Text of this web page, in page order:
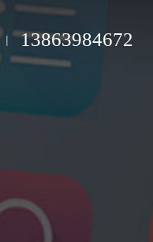
13863984672